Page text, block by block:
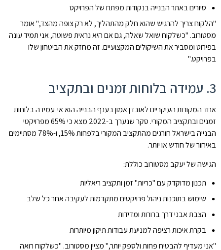
סיורים באתר הבנייה בנקודות מפתח של הפרויקט
"הלקוח צריך להרגיש שהוא חלק מהתהליך, לא רק צופה מהצד," אומר
מסטורוב. "כשלקוח שואל שאלה, גם אם היא נראית פשוטה, אני תמיד עונה
בפירוט ומסביר את השיקולים המקצועיים. זה מחזק את הביטחון שלו
בפרויקט."
3. עמידה בלוחות זמנים ובתקציב
אחד המקורות העיקריים לאובדן אמון בענף הבנייה הוא אי-עמידה בלוחות
זמנים ובתקציב המקורי. סקר שנערך ב-2022 מצא כי 65% מפרויקטי
הבנייה בישראל חורגים מהתקציב המקורי בלפחות 15%, ו-78% מסתיימים
באיחור של חודש או יותר.
הגישה של יעקב מסטורוב כוללת:
תכנון מדוקדק עם "כריות" זמן ותקציב ריאליות
שימוש בתוכנות ניהול פרויקטים מתקדמות לעקיבה אחר כל שלב
הצבת אבני דרך ברורות ומדידות
בקרת איכות רציפה למניעת עבודות תיקון מיותרות
"אני מעדיף להבטיח פחות ולספק יותר," מציין מסטורוב. "כשלקוח רואה